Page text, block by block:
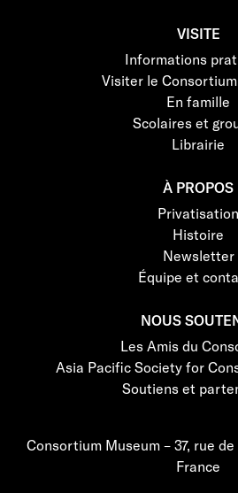
VISITE
Informations
Visiter le
En famille
Scolaires et
Librairie
À PROPOS
Privatisation
Histoire
Newsletter
Équipe et
NOUS
Les Amis du
Asia Pacific Society for
Soutiens et
Consortium Museum – 37, rue
France